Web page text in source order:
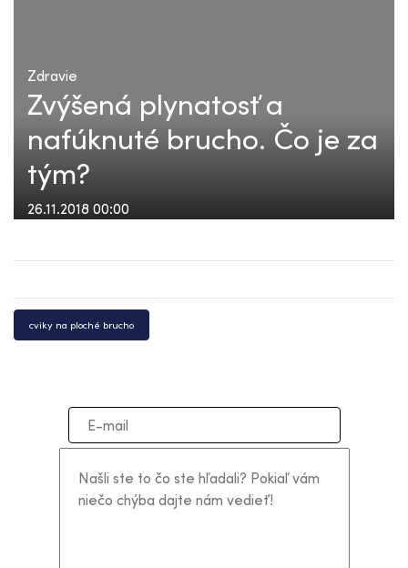
Zdravie
Zvýšená plynatosť a
nafúknuté brucho. Čo je za
tým?
26.11.2018 00:00
cviky na ploché brucho